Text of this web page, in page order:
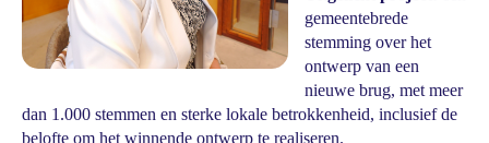
gemeentebrede
stemming over het
ontwerp van een
nieuwe brug, met meer
dan 1.000 stemmen en sterke lokale betrokkenheid, inclusief de
belofte om het winnende ontwerp te realiseren.